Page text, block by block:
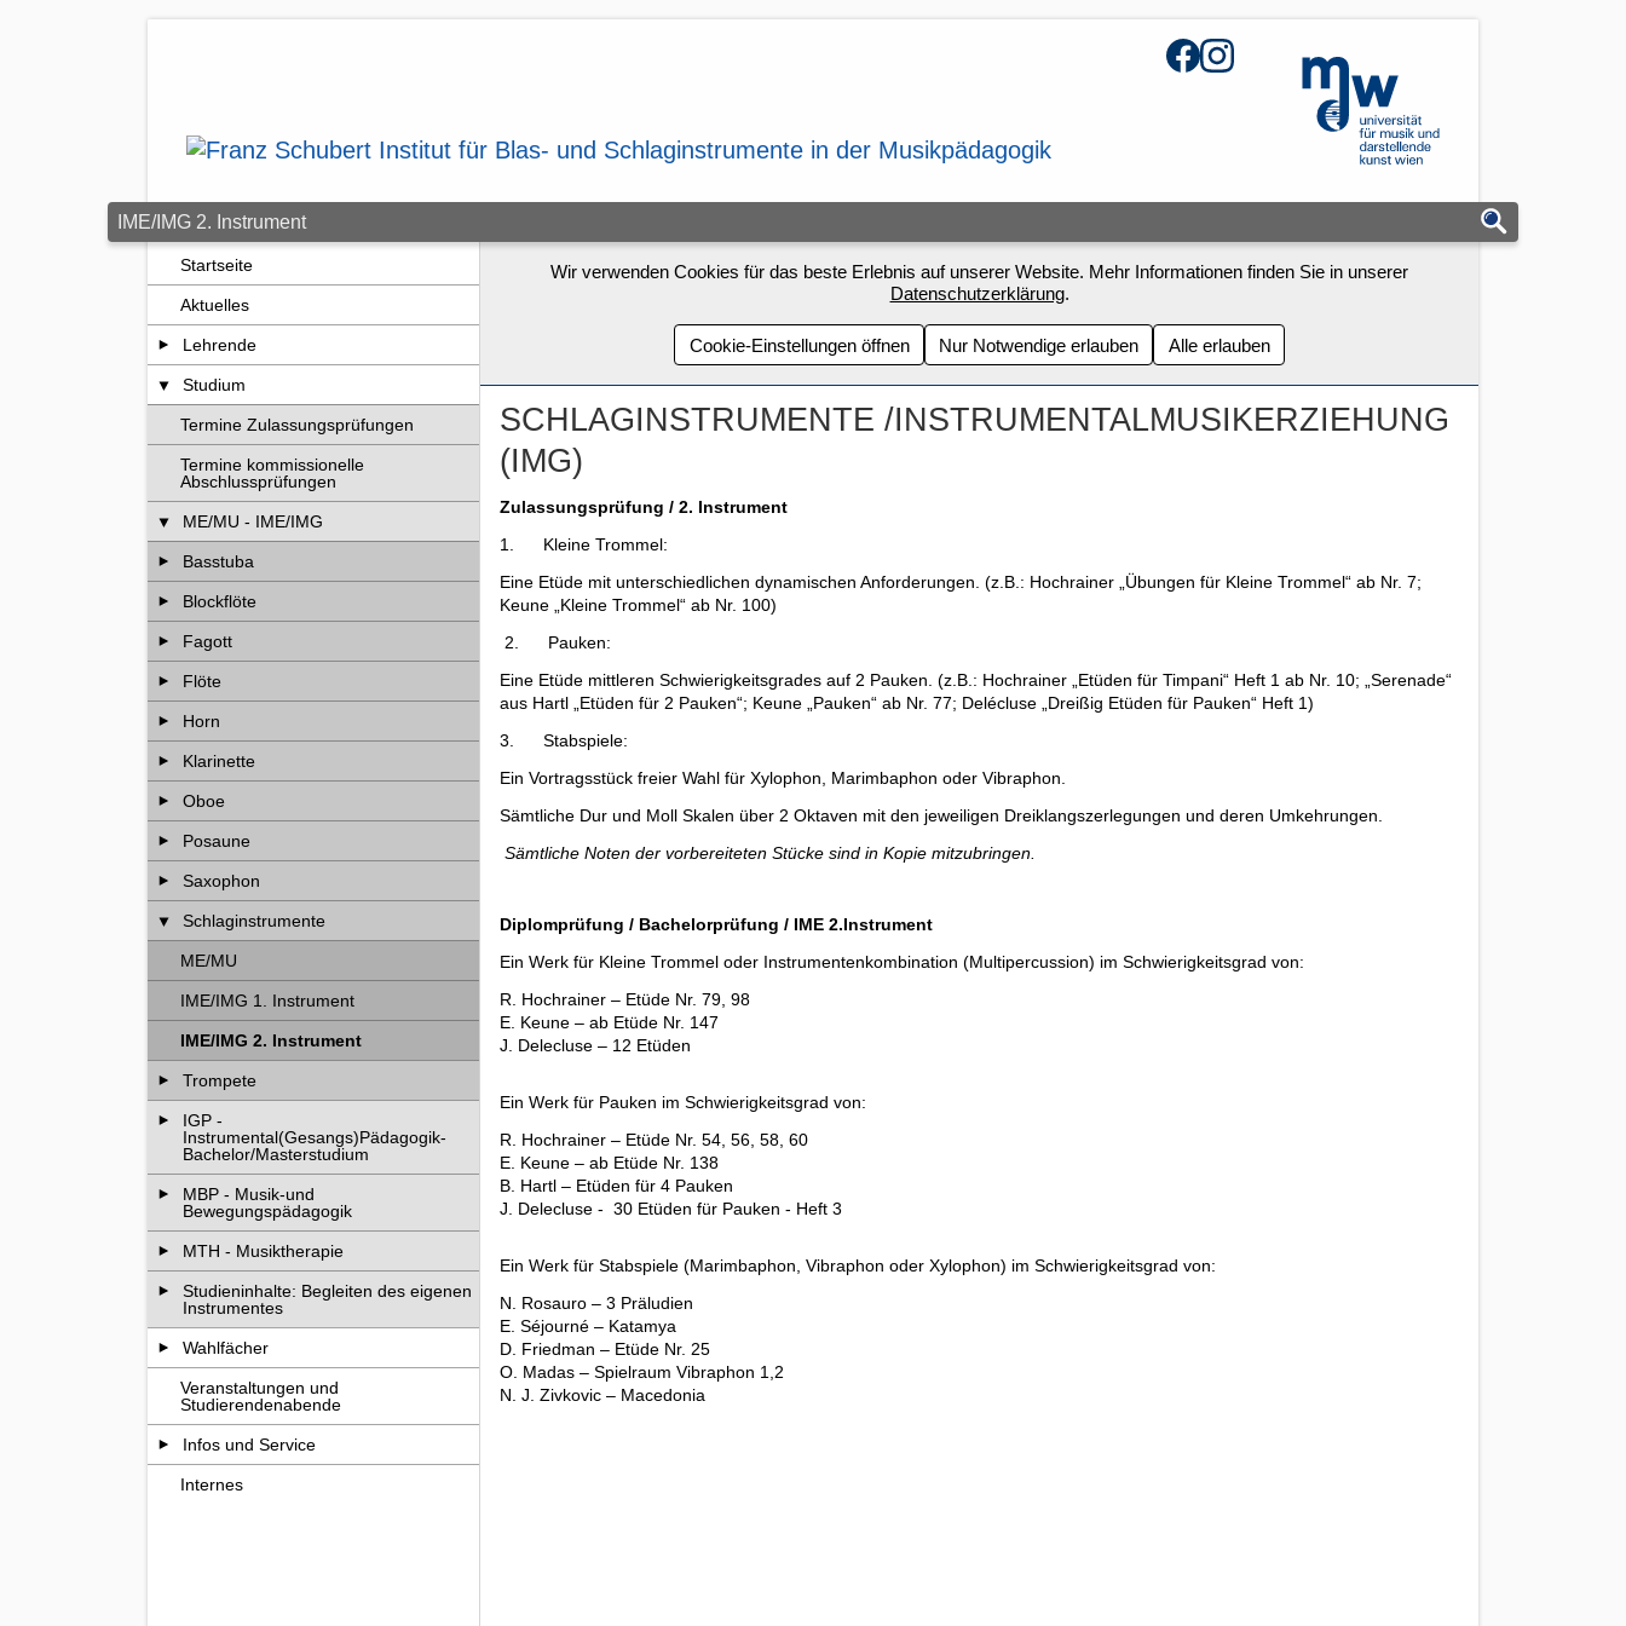
mdw - Homepage
Facebook
Instagram
IME/IMG 2. Instrument
Startseite
Aktuelles
Lehrende
Studium
Termine Zulassungsprüfungen
Termine kommissionelle
Abschlussprüfungen
ME/MU - IME/IMG
Basstuba
Blockflöte
Fagott
Flöte
Horn
Klarinette
Oboe
Posaune
Saxophon
Schlaginstrumente
ME/MU
IME/IMG 1. Instrument
IME/IMG 2. Instrument
Trompete
IGP -
Instrumental(Gesangs)Pädagogik-
Bachelor/Masterstudium
MBP - Musik-und
Bewegungspädagogik
MTH - Musiktherapie
Studieninhalte: Begleiten des eigenen
Instrumentes
Wahlfächer
Veranstaltungen und
Studierendenabende
Infos und Service
Internes
Wir verwenden Cookies für das beste Erlebnis auf unserer Website. Mehr Informationen finden Sie in unserer
Datenschutzerklärung.
Cookie-Einstellungen öffnen Nur Notwendige erlauben Alle erlauben
SCHLAGINSTRUMENTE /INSTRUMENTALMUSIKERZIEHUNG
(IMG)
Zulassungsprüfung / 2. Instrument
1. Kleine Trommel:
Eine Etüde mit unterschiedlichen dynamischen Anforderungen. (z.B.: Hochrainer „Übungen für Kleine Trommel“ ab Nr. 7;
Keune „Kleine Trommel“ ab Nr. 100)
2. Pauken:
Eine Etüde mittleren Schwierigkeitsgrades auf 2 Pauken. (z.B.: Hochrainer „Etüden für Timpani“ Heft 1 ab Nr. 10; „Serenade“
aus Hartl „Etüden für 2 Pauken“; Keune „Pauken“ ab Nr. 77; Delécluse „Dreißig Etüden für Pauken“ Heft 1)
3. Stabspiele:
Ein Vortragsstück freier Wahl für Xylophon, Marimbaphon oder Vibraphon.
Sämtliche Dur und Moll Skalen über 2 Oktaven mit den jeweiligen Dreiklangszerlegungen und deren Umkehrungen.
Sämtliche Noten der vorbereiteten Stücke sind in Kopie mitzubringen.
Diplomprüfung / Bachelorprüfung / IME 2.Instrument
Ein Werk für Kleine Trommel oder Instrumentenkombination (Multipercussion) im Schwierigkeitsgrad von:
R. Hochrainer – Etüde Nr. 79, 98
E. Keune – ab Etüde Nr. 147
J. Delecluse – 12 Etüden
Ein Werk für Pauken im Schwierigkeitsgrad von:
R. Hochrainer – Etüde Nr. 54, 56, 58, 60
E. Keune – ab Etüde Nr. 138
B. Hartl – Etüden für 4 Pauken
J. Delecluse - 30 Etüden für Pauken - Heft 3
Ein Werk für Stabspiele (Marimbaphon, Vibraphon oder Xylophon) im Schwierigkeitsgrad von:
N. Rosauro – 3 Präludien
E. Séjourné – Katamya
D. Friedman – Etüde Nr. 25
O. Madas – Spielraum Vibraphon 1,2
N. J. Zivkovic – Macedonia